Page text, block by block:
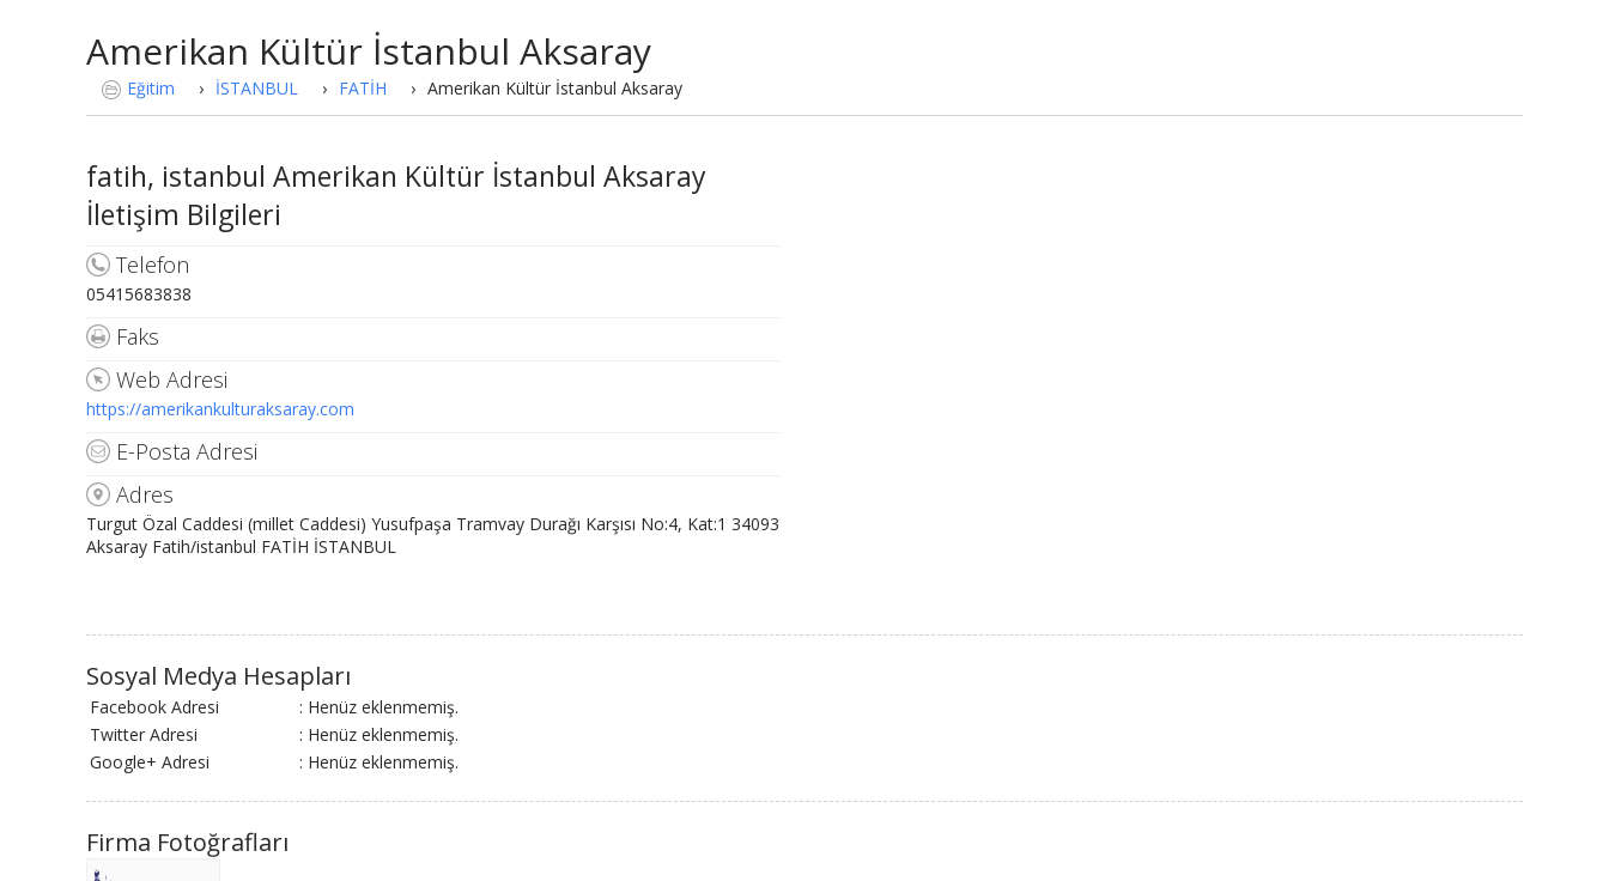
Amerikan Kültür İstanbul Aksaray
Eğitim › İSTANBUL › FATİH › Amerikan Kültür İstanbul Aksaray
fatih, istanbul Amerikan Kültür İstanbul Aksaray
İletişim Bilgileri
Telefon
05415683838
Faks
Web Adresi
https://amerikankulturaksaray.com
E-Posta Adresi
Adres
Turgut Özal Caddesi (millet Caddesi) Yusufpaşa Tramvay Durağı Karşısı No:4, Kat:1 34093
Aksaray Fatih/istanbul FATİH İSTANBUL
Sosyal Medya Hesapları
Facebook Adresi
: Henüz eklenmemiş.
Twitter Adresi
: Henüz eklenmemiş.
Google+ Adresi
: Henüz eklenmemiş.
Firma Fotoğrafları